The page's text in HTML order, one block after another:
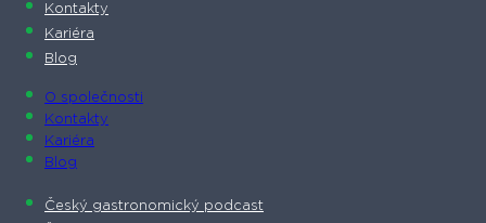
Kontakty
Kariéra
Blog
O společnosti​
Kontakty
Kariéra
Blog
Český gastronomický podcast​